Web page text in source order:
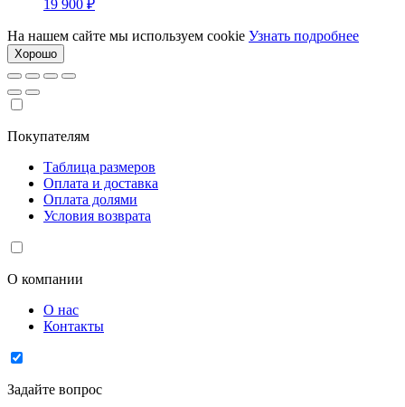
19 900 ₽
На нашем сайте мы используем cookie Узнать подробнее
Хорошо
Покупателям
Таблица размеров
Оплата и доставка
Оплата долями
Условия возврата
О компании
О нас
Контакты
Задайте вопрос